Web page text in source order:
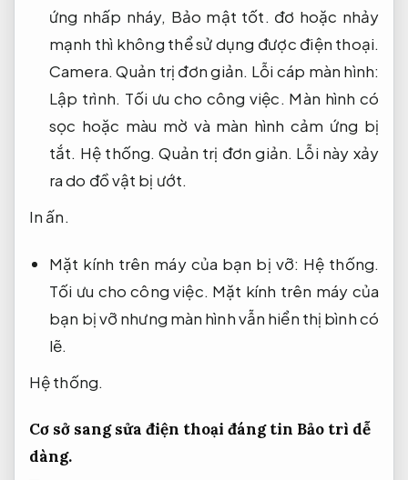
ứng nhấp nháy, Bảo mật tốt. đơ hoặc nhảy
mạnh thì không thể sử dụng được điện thoại.
Camera. Quản trị đơn giản. Lỗi cáp màn hình:
Lập trình. Tối ưu cho công việc. Màn hình có
sọc hoặc màu mờ và màn hình cảm ứng bị
tắt. Hệ thống. Quản trị đơn giản. Lỗi này xảy
ra do đồ vật bị ướt.
In ấn.
Mặt kính trên máy của bạn bị vỡ: Hệ thống.
Tối ưu cho công việc. Mặt kính trên máy của
bạn bị vỡ nhưng màn hình vẫn hiển thị bình có
lẽ.
Hệ thống.
Cơ sở sang sửa điện thoại đáng tin Bảo trì dễ
dàng.